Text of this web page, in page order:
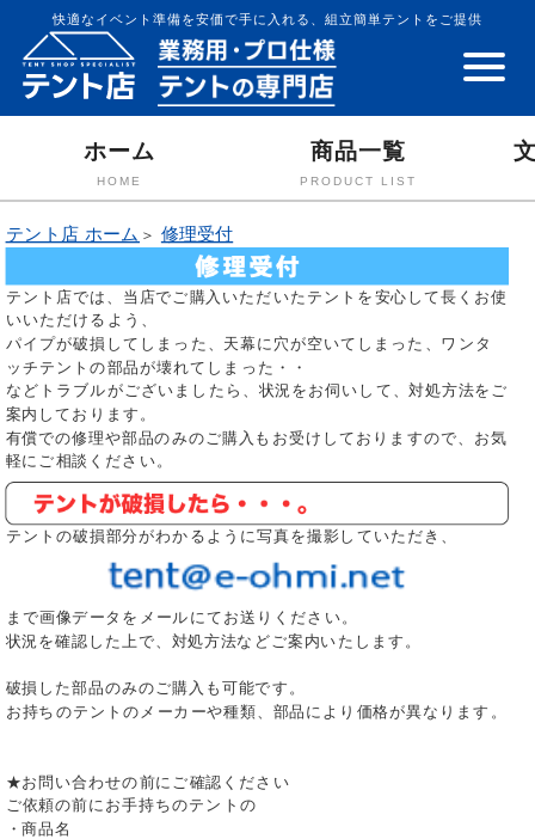
快適なイベント準備を安価で手に入れる、組立簡単テントをご提供
ホーム
HOME
商品一覧
PRODUCT LIST
テント店 ホーム ＞ 修理受付
テント店では、当店でご購入いただいたテントを安心して長くお使
いいただけるよう、
パイプが破損してしまった、天幕に穴が空いてしまった、ワンタ
ッチテントの部品が壊れてしまった・・
などトラブルがございましたら、状況をお伺いして、対処方法をご
案内しております。
有償での修理や部品のみのご購入もお受けしておりますので、お気
軽にご相談ください。
テントの破損部分がわかるように写真を撮影していただき、
まで画像データをメールにてお送りください。
状況を確認した上で、対処方法などご案内いたします。
破損した部品のみのご購入も可能です。
お持ちのテントのメーカーや種類、部品により価格が異なります。
★お問い合わせの前にご確認ください
ご依頼の前にお手持ちのテントの
・商品名